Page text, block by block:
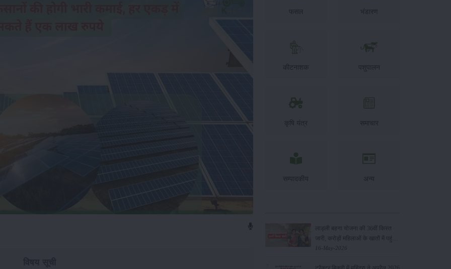
फसल भंडारण
कीटनाशक पशुपालन
कृषि यंत्र समाचार
सम्पादकीय अन्य
लाड़ली बहना योजना की 36वीं किस्त
जारी, करोड़ों महिलाओं के खातों में पहुंचे
1500 रुपये
16-May-2026